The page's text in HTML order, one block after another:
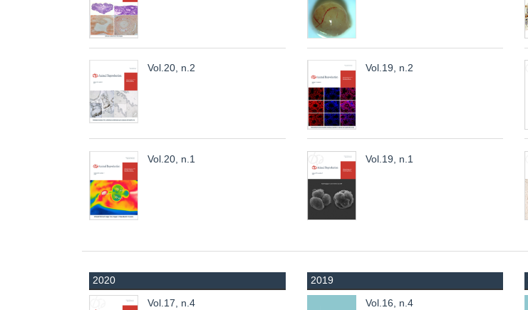
Vol.20, n.2
Vol.20, n.1
Vol.19, n.2
Vol.19, n.1
2020
Vol.17, n.4
2019
Vol.16, n.4